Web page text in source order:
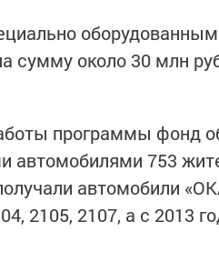
сумму около 30 млн
программы фонд
автомобилями 753
автомобили
2105, 2107, а с 2013